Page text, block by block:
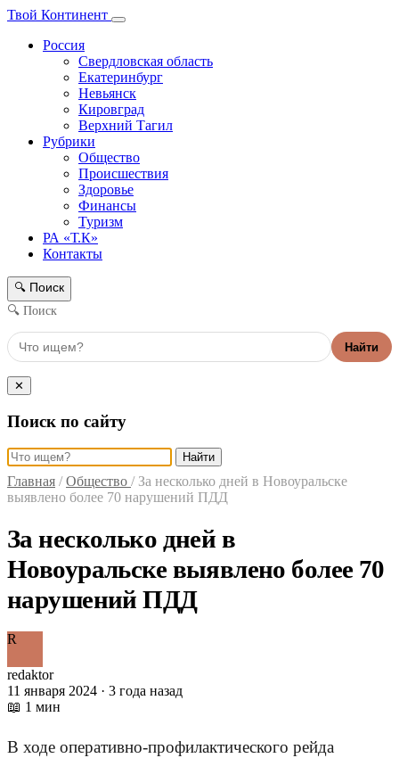
Твой Континент
Россия
Свердловская область
Екатеринбург
Невьянск
Кировград
Верхний Тагил
Рубрики
Общество
Происшествия
Здоровье
Финансы
Туризм
РА «Т.К»
Контакты
🔍 Поиск
🔍 Поиск
Найти
✕
Поиск по сайту
Найти
Главная / Общество / За несколько дней в Новоуральске
выявлено более 70 нарушений ПДД
За несколько дней в
Новоуральске выявлено более 70
нарушений ПДД
R
redaktor
11 января 2024 · 3 года назад
📖 1 мин
В ходе оперативно-профилактического рейда